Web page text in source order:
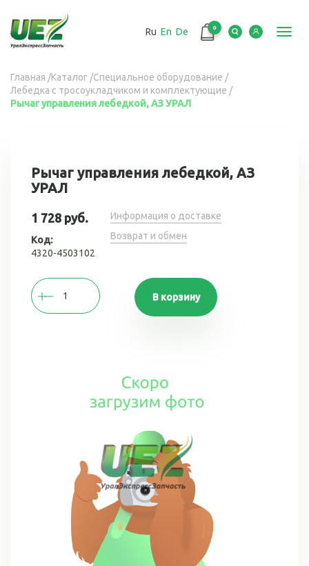
основному
содержанию
Ru En De 0
Вы
здесь
Главная /Каталог /Специальное оборудование /
Лебедка с тросоукладчиком и комплектующие /
Рычаг управления лебедкой, АЗ УРАЛ
Рычаг управления лебедкой, АЗ
УРАЛ
1 728 руб.
Код:
4320-4503102
Информация о доставке
Возврат и обмен
В корзину